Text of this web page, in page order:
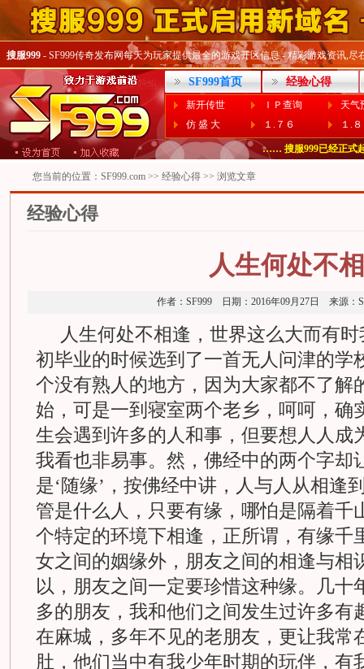
搜服999 - SF999传奇发布网每天为玩家提供最全的游戏开区信息 - 精彩游戏资讯,尽
SF999首页 经验心得
新开传世 ＩＰ查询
天气
仿 盛 大
１.７６ １.
…… 偶尔打不开
…… 搜服999已经正式
您当前的位置： SF999.com>> 经验心得>> 浏览文章
经验心得
人生何处不
作者：SF999 日期：2016年09月27日 来源
人生何处不相逢，世界这么大而有时
初毕业的时候选到了一首无人问津的学
个没有熟人的地方，因为大家都不了解
始，可是一到寝室两个老乡，呵呵，确
生会遇到许多的人和事，但要想人人成
我看也非易事。然，佛经中的两个字却
是‘随缘’，按佛经中讲，人与人从相逢
管是什么人，只要有缘，哪怕是隔着千
个特定的环境下相逢，正所谓，有缘千
女之间的姻缘外，朋友之间的相逢与相
以，朋友之间一定要珍惜这种缘。几十
多的朋友，我和他们之间发生过许多有
在麻城，多年不见的老朋友，更让我常
肚，他们当中有我少年时期的玩伴，有